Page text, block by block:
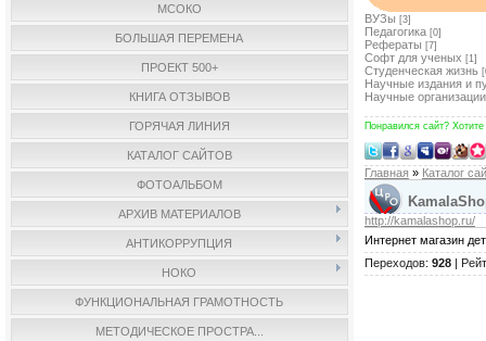
МСОКО
БОЛЬШАЯ ПЕРЕМЕНА
ПРОЕКТ 500+
КНИГА ОТЗЫВОВ
ГОРЯЧАЯ ЛИНИЯ
КАТАЛОГ САЙТОВ
ФОТОАЛЬБОМ
АРХИВ МАТЕРИАЛОВ
АНТИКОРРУПЦИЯ
НОКО
ФУНКЦИОНАЛЬНАЯ ГРАМОТНОСТЬ
МЕТОДИЧЕСКОЕ ПРОСТРА...
ВУЗы [3]
Педагогика [0]
Рефераты [7]
Софт для ученых [1]
Студенческая жизнь
Научные издания и
Научные организации
Понравился сайт?
Главная » Каталог
http://kamalashop.ru/
Интернет магазин
Переходов: 928|